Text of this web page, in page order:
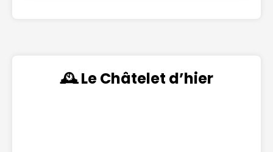
🕰️ Le Châtelet d’hier